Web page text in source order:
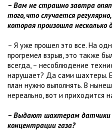
– Вам не страшно завтра
того, что случается
которая произошла несколько
– Я уже прошел это все. На
прогремел взрыв, это также
всегда, – несоблюдение
нарушает? Да сами шахтеры.
план нужно выполнять. В
нереально, вот и приходится
– Выдают шахтерам датчики
концентрации газа?